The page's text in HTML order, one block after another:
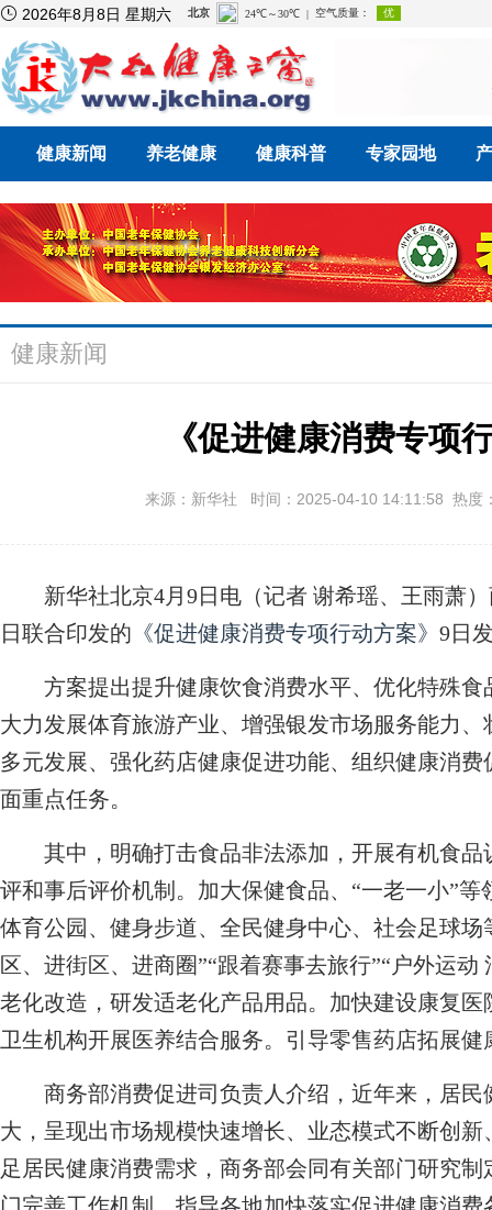
 2026年8月8日 星期六
健康新闻 养老健康 健康科普 专家园地
健康新闻
《促进健康消费专项
来源：新华社 时间：2025-04-10 14:11:58 热度
新华社北京4月9日电（记者 谢希瑶、王雨萧）
日联合印发的 《促进健康消费专项行动方案》 9日
方案提出提升健康饮食消费水平、优化特殊食
大力发展体育旅游产业、增强银发市场服务能力
多元发展、强化药店健康促进功能、组织健康消
面重点任务。
其中，明确打击食品非法添加，开展有机食品
评和事后评价机制。加大保健食品、“一老一小”
体育公园、健身步道、全民健身中心、社会足球
区、进街区、进商圈”“跟着赛事去旅行”“户外运
老化改造，研发适老化产品用品。加快建设康复
卫生机构开展医养结合服务。引导零售药店拓展
商务部消费促进司负责人介绍，近年来，居民
大，呈现出市场规模快速增长、业态模式不断创
足居民健康消费需求，商务部会同有关部门研究